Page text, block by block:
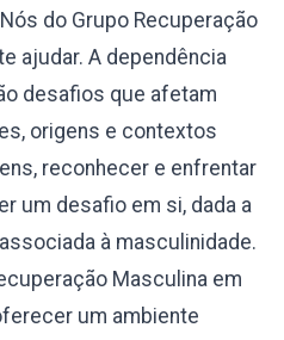
do Grupo Recuperação
ajudar. A dependência
desafios que afetam
origens e contextos
reconhecer e enfrentar
um desafio em si, dada a
à masculinidade.
Masculina em
um ambiente